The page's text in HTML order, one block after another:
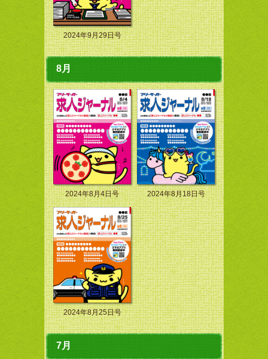
2024年9月29日号
8月
2024年8月4日号 2024年8月18日号
2024年8月25日号
7月